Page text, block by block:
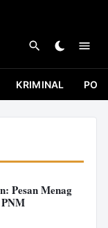
KRIMINAL
Pesan Menag